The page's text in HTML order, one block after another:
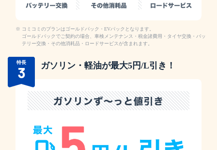
コミコミのプランはゴールドパック・EVパックとなります。
ゴールドパックでご契約の場合、車検メンテナンス・税金諸費用・タイヤ交換・バッ
テリー交換・その他消耗品・ロードサービスが含まれます。
特長
3 ガソリン・軽油が最大5円/L引き！